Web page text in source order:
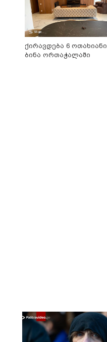
ქირავდება 6 ოთახიანი
ბინა ორთაჭალაში